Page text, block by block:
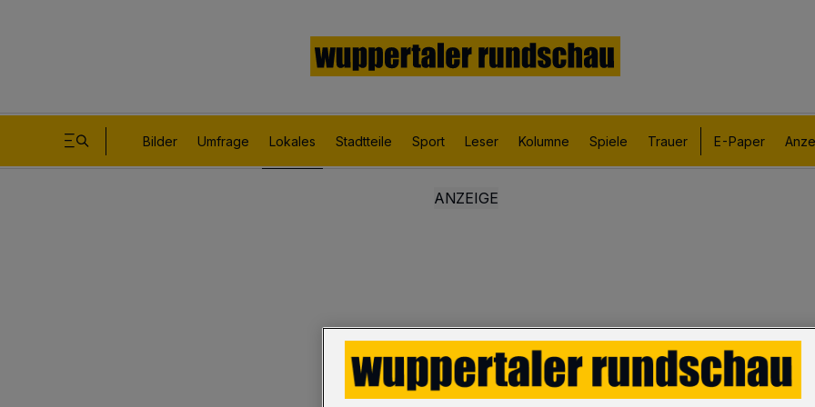
Bilder Umfrage Lokales Stadtteile Sport Leser Kolumne Spiele Trauer E-Paper